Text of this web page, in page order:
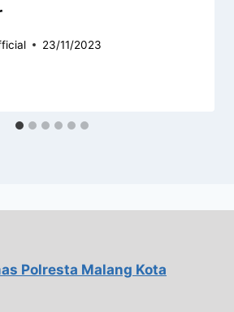
23/11/2023
Polresta Malang Kota